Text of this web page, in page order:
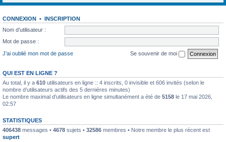
CONNEXION • INSCRIPTION
Nom d’utilisateur :
Mot de passe :
J’ai oublié mon mot de passe
Se souvenir de moi
QUI EST EN LIGNE ?
Au total, il y a 610 utilisateurs en ligne :: 4 inscrits, 0 invisible et 606 invités (selon le
nombre d’utilisateurs actifs des 5 dernières minutes)
Le nombre maximal d’utilisateurs en ligne simultanément a été de 5158 le 17 mai 2026,
02:57
STATISTIQUES
406438 messages • 4678 sujets • 32586 membres • Notre membre le plus récent est
supert